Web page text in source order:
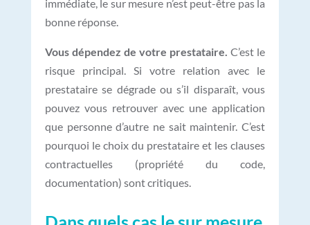
immédiate, le sur mesure n’est peut-être pas la
bonne réponse.
Vous dépendez de votre prestataire. C’est le
risque principal. Si votre relation avec le
prestataire se dégrade ou s’il disparaît, vous
pouvez vous retrouver avec une application
que personne d’autre ne sait maintenir. C’est
pourquoi le choix du prestataire et les clauses
contractuelles (propriété du code,
documentation) sont critiques.